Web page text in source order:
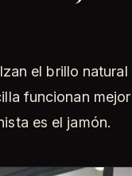
el brillo
funcionan
es el jamón.